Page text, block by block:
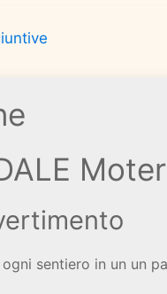
sentiero in un un